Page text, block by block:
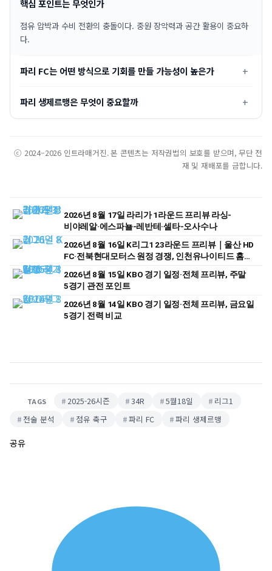
핵심 포인트는 무엇인가
점유 압박과 수비 전환의 충돌이다. 중원 장악력과 공간 활용이 중요하
다.
파리 FC는 어떤 방식으로 기회를 만들 가능성이 높은가
파리 생제르맹은 무엇이 중요할까
ⓒ 2024–2026 인트라매거진. 본 콘텐츠는 저작권법의 보호를 받으며, 무단 전
재 및 재배포를 금합니다.
2026년 8월 17일 라리가 1라운드 프리뷰 라싱-
비야레알·에스파뇰-레반테·셀타-오사수나
2026년 8월 16일 K리그1 23라운드 프리뷰｜울산 HD
FC·전북현대모터스 원정 경쟁, 인천유나이티드 홈
2026년 8월 15일 KBO 경기 일정·전체 프리뷰, 주말
5경기 관전 포인트
2026년 8월 14일 KBO 경기 일정·전체 프리뷰, 금요일
5경기 전력 비교
TAGS 2025-26시즌 34R 5월18일
리그1
전술 분석
점유 축구 파리 FC 파리 생제르맹
공유